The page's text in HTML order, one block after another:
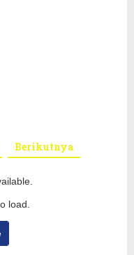
Berikutnya
load.